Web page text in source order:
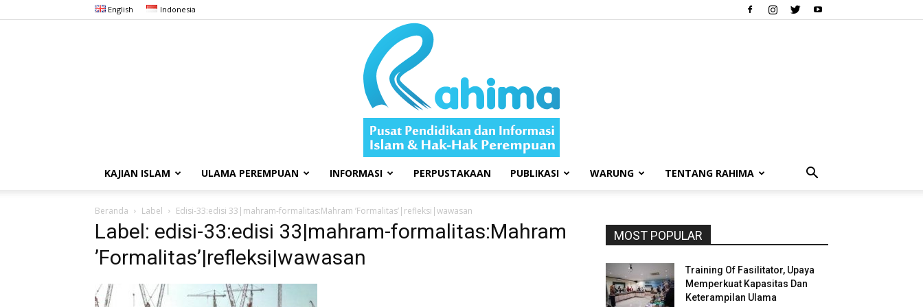
English Indonesia
KAJIAN ISLAM ULAMA PEREMPUAN INFORMASI PERPUSTAKAAN PUBLIKASI WARUNG TENTANG RAHIMA
Beranda Label Edisi-33:edisi 33|mahram-formalitas:Mahram ’Formalitas’|refleksi|wawasan
Label: edisi-33:edisi 33|mahram-formalitas:Mahram
’Formalitas’|refleksi|wawasan
MOST POPULAR
Training Of Fasilitator, Upaya
Memperkuat Kapasitas Dan
Keterampilan Ulama